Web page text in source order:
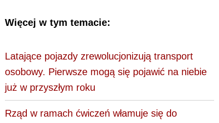
Więcej w tym temacie:
Latające pojazdy zrewolucjonizują transport
osobowy. Pierwsze mogą się pojawić na niebie
już w przyszłym roku
Rząd w ramach ćwiczeń włamuje się do